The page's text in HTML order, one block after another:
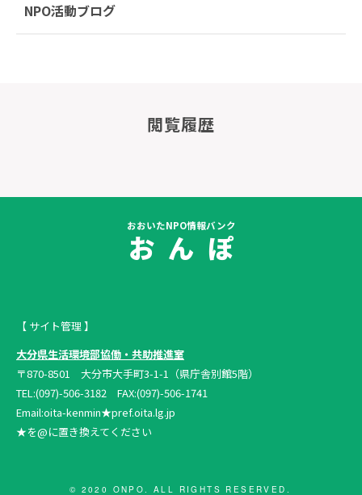
NPO活動ブログ
閲覧履歴
おおいたNPO情報バンク
お ん ぽ
【 サイト管理 】
大分県生活環境部協働・共助推進室
〒870-8501 大分市大手町3-1-1（県庁舎別館5階）
TEL:(097)-506-3182 FAX:(097)-506-1741
Email:oita-kenmin★pref.oita.lg.jp
★を@に置き換えてください
© 2020 ONPO. ALL RIGHTS RESERVED.